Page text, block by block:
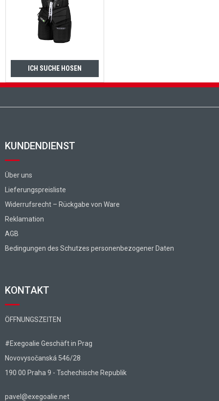
ICH SUCHE HOSEN
KUNDENDIENST
Über uns
Lieferungspreisliste
Widerrufsrecht – Rückgabe von Ware
Reklamation
AGB
Bedingungen des Schutzes personenbezogener Daten
KONTAKT
ÖFFNUNGSZEITEN
#Exegoalie Geschäft in Prag
Novovysočanská 546/28
190 00 Praha 9 - Tschechische Republik
pavel@exegoalie.net